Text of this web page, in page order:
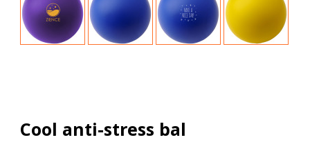
Cool anti-stress bal